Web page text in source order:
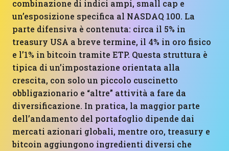
combinazione di indici ampi, small cap e
un’esposizione specifica al NASDAQ 100. La
parte difensiva è contenuta: circa il 5% in
treasury USA a breve termine, il 4% in oro fisico
e l’1% in bitcoin tramite ETP. Questa struttura è
tipica di un’impostazione orientata alla
crescita, con solo un piccolo cuscinetto
obbligazionario e “altre” attività a fare da
diversificazione. In pratica, la maggior parte
dell’andamento del portafoglio dipende dai
mercati azionari globali, mentre oro, treasury e
bitcoin aggiungono ingredienti diversi che